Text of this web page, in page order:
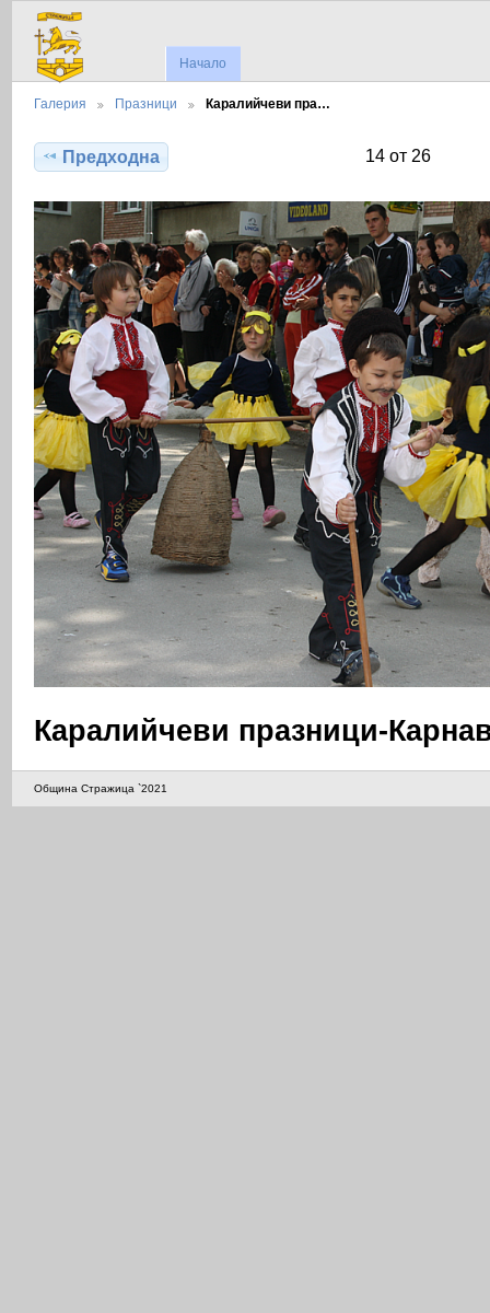
Начало
Галерия Празници Каралийчеви пра…
Предходна 14 от 26
Каралийчеви празници-
Община Стражица `2021